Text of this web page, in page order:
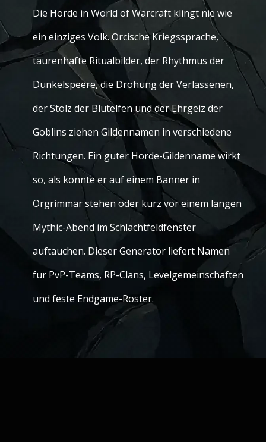
Die Horde in World of Warcraft klingt nie wie
ein einziges Volk. Orcische Kriegssprache,
taurenhafte Ritualbilder, der Rhythmus der
Dunkelspeere, die Drohung der Verlassenen,
der Stolz der Blutelfen und der Ehrgeiz der
Goblins ziehen Gildennamen in verschiedene
Richtungen. Ein guter Horde-Gildenname wirkt
so, als konnte er auf einem Banner in
Orgrimmar stehen oder kurz vor einem langen
Mythic-Abend im Schlachtfeldfenster
auftauchen. Dieser Generator liefert Namen
fur PvP-Teams, RP-Clans, Levelgemeinschaften
und feste Endgame-Roster.